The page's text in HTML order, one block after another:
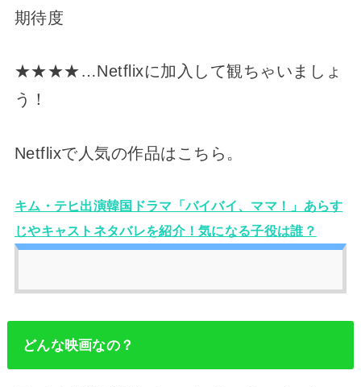
期待度
★★★★…Netflixに加入して観ちゃいましょ
う！
Netflixで人気の作品はこちら。
キム・テヒ出演韓国ドラマ「バイバイ、ママ！」あらす
じやキャストネタバレを紹介！気になる子役は誰？
どんな映画なの？